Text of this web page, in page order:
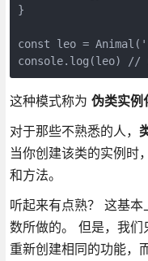
}
const leo =
这种模式称为 伪类实例
对于那些不熟悉的人，
当你创建该类的实例时
和方法。
听起来有点熟？ 这基
数所做的。 但是，我
重新创建相同的功能，